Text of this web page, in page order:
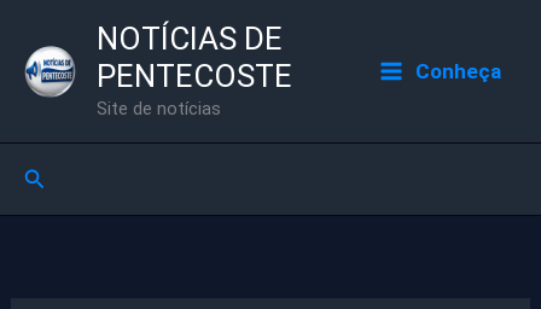
para
NOTÍCIAS DE
PENTECOSTE
Site de notícias
Conheça
Pesquisar